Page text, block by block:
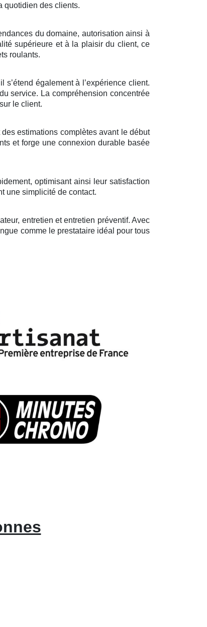
quotidien des clients.
du domaine, autorisation ainsi à
supérieure et à la plaisir du client, ce
roulants.
également à l’expérience client.
service. La compréhension concentrée
le client.
estimations complètes avant le début
et forge une connexion durable basée
optimisant ainsi leur satisfaction
une simplicité de contact.
entretien et entretien préventif. Avec
comme le prestataire idéal pour tous